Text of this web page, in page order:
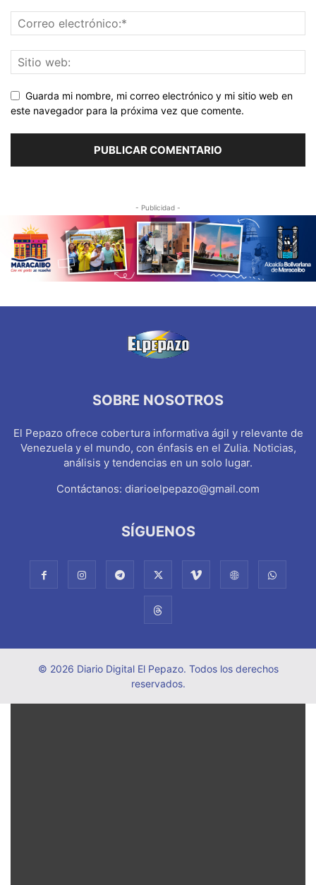
Guarda mi nombre, mi correo electrónico y mi sitio web en
este navegador para la próxima vez que comente.
- Publicidad -
SOBRE NOSOTROS
El Pepazo ofrece cobertura informativa ágil y relevante de
Venezuela y el mundo, con énfasis en el Zulia. Noticias,
análisis y tendencias en un solo lugar.
Contáctanos: diarioelpepazo@gmail.com
SÍGUENOS
© 2026 Diario Digital El Pepazo. Todos los derechos
reservados.